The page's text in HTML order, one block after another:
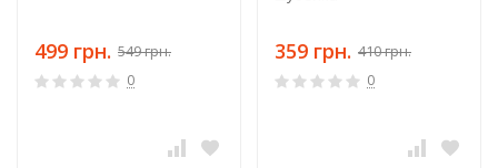
499 грн. 549 грн.
0
359 грн. 410 грн.
0